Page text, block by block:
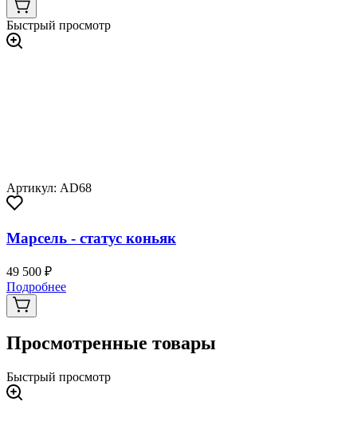
Быстрый просмотр
Артикул: AD68
Марсель - статус коньяк
49 500 ₽
Подробнее
Просмотренные товары
Быстрый просмотр